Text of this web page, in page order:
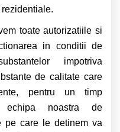
toate autorizatiile si
in conditii de
impotriva
de calitate care
pentru un timp
echipa noastra de
pe care le detinem va